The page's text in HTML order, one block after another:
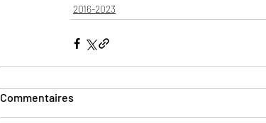
2016-2023
Commentaires